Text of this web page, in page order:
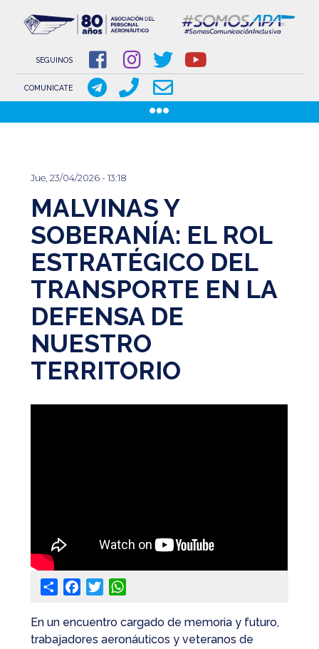
principal
SEGUINOS
COMUNICATE
Jue, 23/04/2026 - 13:18
MALVINAS Y
SOBERANÍA: EL ROL
ESTRATÉGICO DEL
TRANSPORTE EN LA
DEFENSA DE
NUESTRO
TERRITORIO
Share Facebook
Twitter
En un encuentro cargado de memoria y futuro,
trabajadores aeronáuticos y veteranos de
NOVEDADES
NOTICIAS
COMUNICACIONES
COMUNICACIONES DE LOS GREMIOS AERONÁUTICOS
INSTITUCIONAL
SOBRE APA
COMISIÓN DIRECTIVA
www.aeronauticosapa.org.ar
Apa Aeronauticos
t.me/canal_APA
@apaeronauticos
(011) 4823 0294